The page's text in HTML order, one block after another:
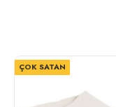
ÇOK SATAN